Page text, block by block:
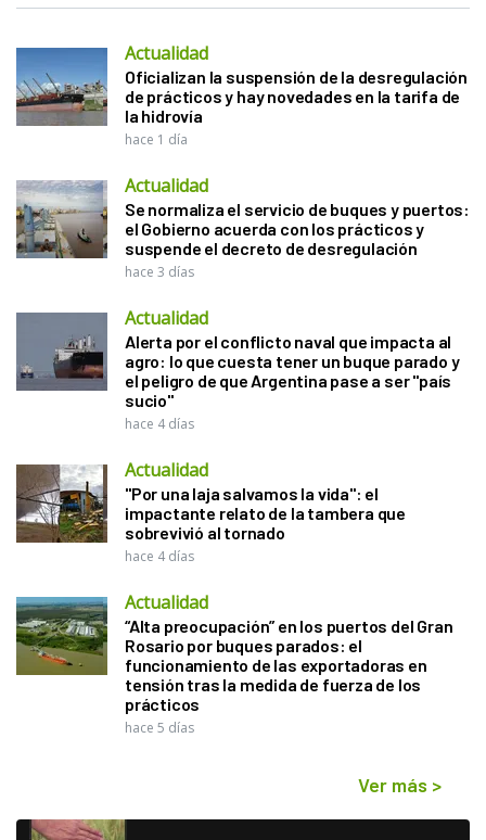
Actualidad
Oficializan la suspensión de la desregulación
de prácticos y hay novedades en la tarifa de
la hidrovía
hace 1 día
Actualidad
Se normaliza el servicio de buques y puertos:
el Gobierno acuerda con los prácticos y
suspende el decreto de desregulación
hace 3 días
Actualidad
Alerta por el conflicto naval que impacta al
agro: lo que cuesta tener un buque parado y
el peligro de que Argentina pase a ser "país
sucio"
hace 4 días
Actualidad
"Por una laja salvamos la vida": el
impactante relato de la tambera que
sobrevivió al tornado
hace 4 días
Actualidad
“Alta preocupación” en los puertos del Gran
Rosario por buques parados: el
funcionamiento de las exportadoras en
tensión tras la medida de fuerza de los
prácticos
hace 5 días
Ver más >